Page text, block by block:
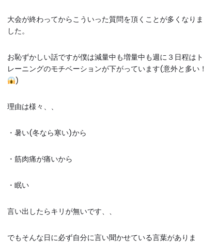
大会が終わってからこういった質問を頂くことが多くなりま
した。
お恥ずかしい話ですが僕は減量中も増量中も週に３日程はト
レーニングのモチベーションが下がっています(意外と多い！
)
理由は様々、、
・暑い(冬なら寒い)から
・筋肉痛が痛いから
・眠い
言い出したらキリが無いです、、
でもそんな日に必ず自分に言い聞かせている言葉がありま